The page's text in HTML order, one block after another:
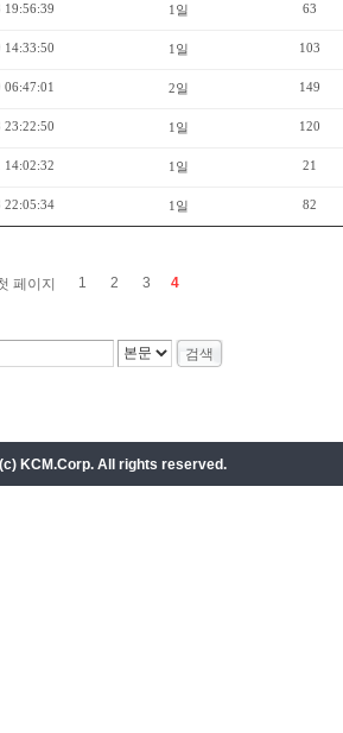
19:56:39 1일 63
14:33:50 1일 103
06:47:01 2일 149
23:22:50 1일 120
14:02:32 1일 21
22:05:34 1일 82
페이지 1 2 3 4
KCM.Corp. All rights reserved.